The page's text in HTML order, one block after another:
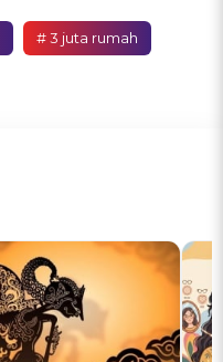
# 3 juta rumah